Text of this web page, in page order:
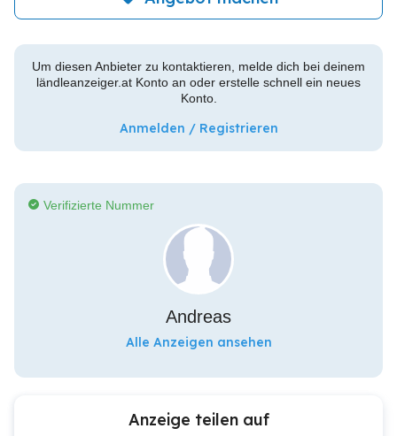
Um diesen Anbieter zu kontaktieren, melde dich bei deinem
ländleanzeiger.at Konto an oder erstelle schnell ein neues
Konto.
Anmelden / Registrieren
Verifizierte Nummer
Andreas
Alle Anzeigen ansehen
Anzeige teilen auf